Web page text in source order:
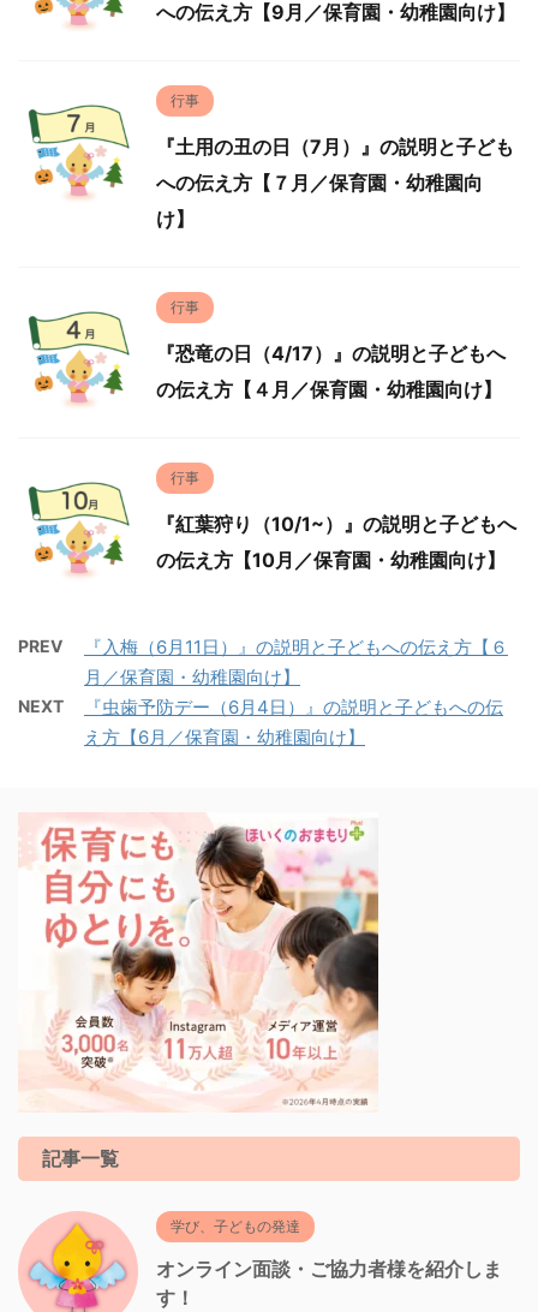
への伝え方【9月／保育園・幼稚園向け】
行事
『土用の丑の日（7月）』の説明と子ども
への伝え方【７月／保育園・幼稚園向
け】
行事
『恐竜の日（4/17）』の説明と子どもへ
の伝え方【４月／保育園・幼稚園向け】
行事
『紅葉狩り（10/1~）』の説明と子どもへ
の伝え方【10月／保育園・幼稚園向け】
PREV
『入梅（6月11日）』の説明と子どもへの伝え方【６
月／保育園・幼稚園向け】
NEXT
『虫歯予防デー（6月4日）』の説明と子どもへの伝
え方【6月／保育園・幼稚園向け】
記事一覧
学び、子どもの発達
オンライン面談・ご協力者様を紹介しま
す！